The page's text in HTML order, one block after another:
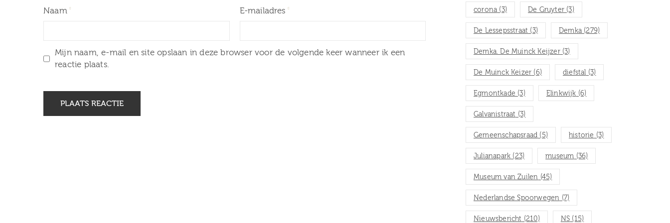
Naam E-mailadres
Mijn naam, e-mail en site opslaan in deze browser voor de volgende keer wanneer ik een
reactie plaats.
corona (3) De Gruyter (3)
De Lessepsstraat (3) Demka (279)
Demka. De Muinck Keijzer(3)
De Muinck Keizer (6) diefstal (3)
Egmontkade (3) Elinkwijk (6)
Galvanistraat (3)
Gemeenschapsraad (5) historie (3)
Julianapark (23) museum (36)
Museum van Zuilen (45)
Nederlandse Spoorwegen (7)
Nieuwsbericht (210) NS (15)